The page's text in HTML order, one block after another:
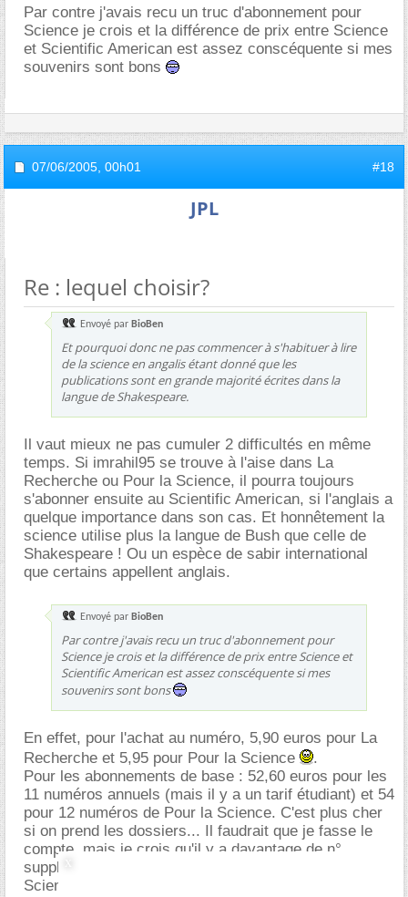
Par contre j'avais recu un truc d'abonnement pour
Science je crois et la différence de prix entre Science
et Scientific American est assez conscéquente si mes
souvenirs sont bons
07/06/2005, 00h01 #18
JPL
Re : lequel choisir?
Envoyé par BioBen
Et pourquoi donc ne pas commencer à s'habituer à lire
de la science en angalis étant donné que les
publications sont en grande majorité écrites dans la
langue de Shakespeare.
Il vaut mieux ne pas cumuler 2 difficultés en même
temps. Si imrahil95 se trouve à l'aise dans La
Recherche ou Pour la Science, il pourra toujours
s'abonner ensuite au Scientific American, si l'anglais a
quelque importance dans son cas. Et honnêtement la
science utilise plus la langue de Bush que celle de
Shakespeare ! Ou un espèce de sabir international
que certains appellent anglais.
Envoyé par BioBen
Par contre j'avais recu un truc d'abonnement pour
Science je crois et la différence de prix entre Science et
Scientific American est assez conscéquente si mes
souvenirs sont bons
En effet, pour l'achat au numéro, 5,90 euros pour La
Recherche et 5,95 pour Pour la Science
.
Pour les abonnements de base : 52,60 euros pour les
11 numéros annuels (mais il y a un tarif étudiant) et 54
pour 12 numéros de Pour la Science. C'est plus cher
si on prend les dossiers... Il faudrait que je fasse le
compte, mais je crois qu'il y a davantage de n°
supplémentaires de type dossier dans Pour la
Science.